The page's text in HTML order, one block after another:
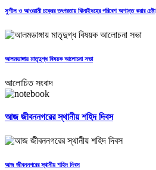
সুশীল ও আওয়ামী চক্রের তৎপরতায় ঝিনাইদহের পরিবেশ অশান্ত করার চেষ্টা
আলমডাঙ্গায় মাতৃদুগ্ধ বিষয়ক আলোচনা সভা
আলোচিত সংবাদ
আজ জীবননগরের স্থানীয় শহিদ দিবস
আজ জীবননগরের স্থানীয় শহিদ দিবস